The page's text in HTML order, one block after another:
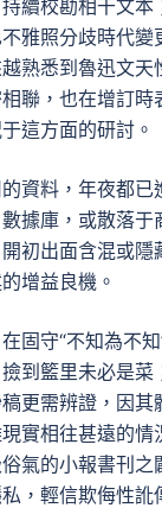
續校勘相干文本
雅照分歧時代變
熟悉到魯迅文天
聯，也在增訂時
這方面的研討。
資料，年夜都
據庫，或散落于
初出面含混或隱
增益良機。
固守“不知為不
到籃里未必是菜
更需辨證，因其
實相往甚遠的情
氣的小報書刊之
，輕信欺侮性訛